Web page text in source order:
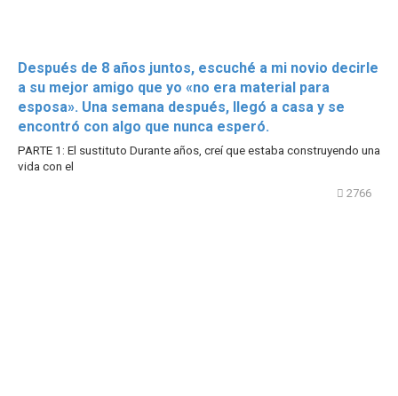
Después de 8 años juntos, escuché a mi novio decirle
a su mejor amigo que yo «no era material para
esposa». Una semana después, llegó a casa y se
encontró con algo que nunca esperó.
PARTE 1: El sustituto Durante años, creí que estaba construyendo una
vida con el
2766